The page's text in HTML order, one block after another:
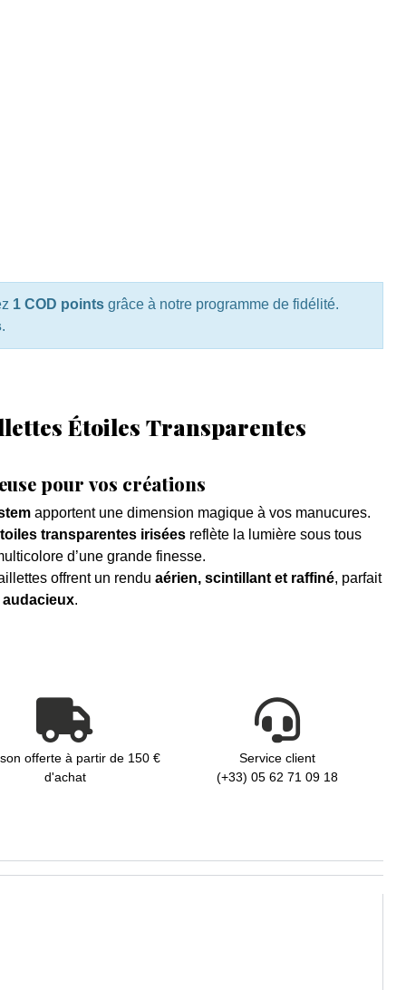
1 COD pointsgrâce à notre programme de fidélité.
.
Étoiles Transparentes
pour vos créations
apportent une dimension magique à vos manucures.
transparentes iriséesreflète la lumière sous tous
d’une grande finesse.
offrent un rendu aérien, scintillant et raffiné, parfait
.
offerte à partir de 150 €
d'achat
Service client
(+33) 05 62 71 09 18